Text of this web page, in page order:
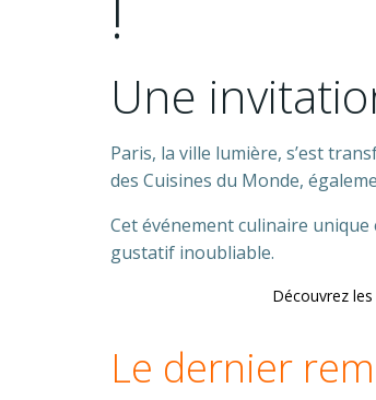
Une
Paris, la ville lumière, s’est
des Cuisines du Monde,
Cet événement culinaire
gustatif inoubliable.
Découvrez
Le dernier